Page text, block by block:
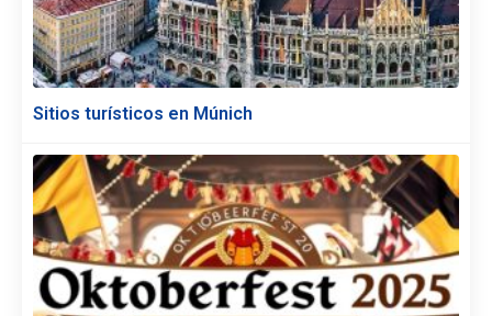
Sitios turísticos en Múnich